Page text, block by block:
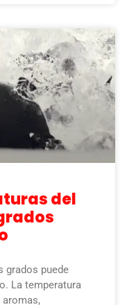
del
grados puede
La temperatura